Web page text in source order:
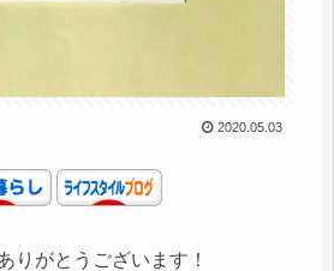
2020.05.03
りがとうございます！